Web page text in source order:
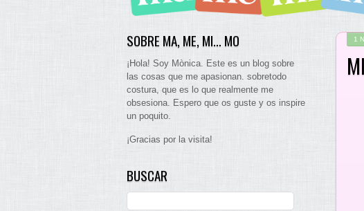
1
SOBRE MA, ME, MI… MO
¡Hola! Soy Mònica. Este es un blog sobre
las cosas que me apasionan. sobretodo
costura, que es lo que realmente me
obsesiona. Espero que os guste y os inspire
un poquito.
¡Gracias por la visita!
BUSCAR